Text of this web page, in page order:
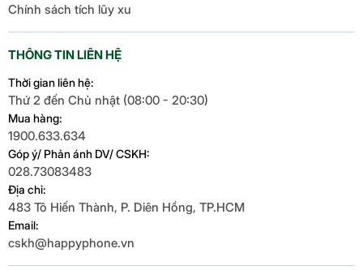
Chính sách tích lũy xu
THÔNG TIN LIÊN HỆ
Thời gian liên hệ:
Thứ 2 đến Chủ nhật (08:00 - 20:30)
Mua hàng:
1900.633.634
Góp ý/ Phản ánh DV/ CSKH:
028.73083483
Địa chỉ:
483 Tô Hiến Thành, P. Diên Hồng, TP.HCM
Email:
cskh@happyphone.vn